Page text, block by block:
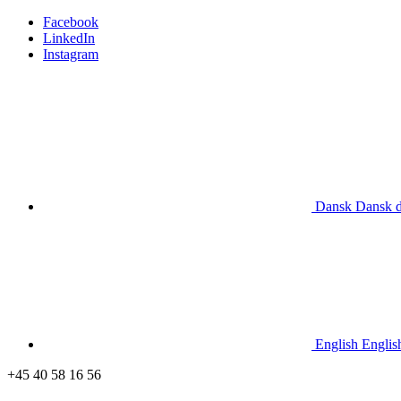
Facebook
LinkedIn
Instagram
Dansk Dansk
English
+45 40 58 16 56